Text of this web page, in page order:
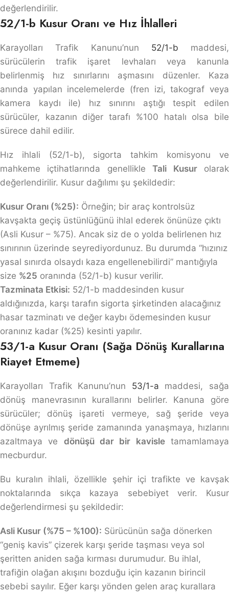
değerlendirilir.
52/1-b Kusur Oranı ve Hız İhlalleri
Karayolları Trafik Kanunu’nun 52/1-b maddesi,
sürücülerin trafik işaret levhaları veya kanunla
belirlenmiş hız sınırlarını aşmasını düzenler. Kaza
anında yapılan incelemelerde (fren izi, takograf veya
kamera kaydı ile) hız sınırını aştığı tespit edilen
sürücüler, kazanın diğer tarafı %100 hatalı olsa bile
sürece dahil edilir.
Hız ihlali (52/1-b), sigorta tahkim komisyonu ve
mahkeme içtihatlarında genellikleTali Kusurolarak
değerlendirilir. Kusur dağılımı şu şekildedir:
Kusur Oranı (%25): Örneğin; bir araç kontrolsüz
kavşakta geçiş üstünlüğünü ihlal ederek önünüze çıktı
(Asli Kusur – %75). Ancak siz de o yolda belirlenen hız
sınırının üzerinde seyrediyordunuz. Bu durumda “hızınız
yasal sınırda olsaydı kaza engellenebilirdi” mantığıyla
size %25 oranında (52/1-b) kusur verilir.
Tazminata Etkisi: 52/1-b maddesinden kusur
aldığınızda, karşı tarafın sigorta şirketinden alacağınız
hasar tazminatı ve değer kaybı ödemesinden kusur
oranınız kadar (%25) kesinti yapılır.
53/1-a Kusur Oranı (Sağa Dönüş Kurallarına
Riayet Etmeme)
Karayolları Trafik Kanunu’nun 53/1-a maddesi, sağa
dönüş manevrasının kurallarını belirler. Kanuna göre
sürücüler; dönüş işareti vermeye, sağ şeride veya
dönüşe ayrılmış şeride zamanında yanaşmaya, hızlarını
azaltmaya ve dönüşü dar bir kavisletamamlamaya
mecburdur.
Bu kuralın ihlali, özellikle şehir içi trafikte ve kavşak
noktalarında sıkça kazaya sebebiyet verir. Kusur
değerlendirmesi şu şekildedir:
Asli Kusur (%75 – %100): Sürücünün sağa dönerken
“geniş kavis” çizerek karşı şeride taşması veya sol
şeritten aniden sağa kırması durumudur. Bu ihlal,
trafiğin olağan akışını bozduğu için kazanın birincil
sebebi sayılır. Eğer karşı yönden gelen araç kurallara